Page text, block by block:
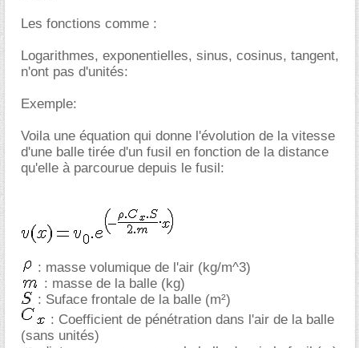
Les fonctions comme :
Logarithmes, exponentielles, sinus, cosinus, tangent,
n'ont pas d'unités:
Exemple:
Voila une équation qui donne l'évolution de la vitesse
d'une balle tirée d'un fusil en fonction de la distance
qu'elle à parcourue depuis le fusil:
: masse volumique de l'air (kg/m^3)
: masse de la balle (kg)
: Suface frontale de la balle (m²)
: Coefficient de pénétration dans l'air de la balle
(sans unités)